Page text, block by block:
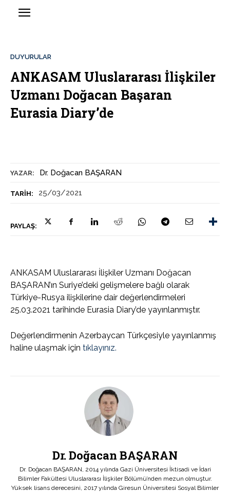
YAZAR: Dr. Doğacan BAŞARAN
TARIH: 25/03/2021
PAYLAŞ:
DUYURULAR
ANKASAM Uluslararası İlişkiler
Uzmanı Doğacan Başaran
Eurasia Diary’de
ANKASAM Uluslararası İlişkiler Uzmanı Doğacan
BAŞARAN’ın Suriye’deki gelişmelere bağlı olarak
Türkiye-Rusya ilişkilerine dair değerlendirmeleri
25.03.2021 tarihinde Eurasia Diary’de yayınlanmıştır.
Değerlendirmenin Azerbaycan Türkçesiyle yayınlanmış
haline ulaşmak için tıklayınız.
Dr. Doğacan BAŞARAN
Dr. Doğacan BAŞARAN, 2014 yılında Gazi Üniversitesi İktisadi ve İdari
Bilimler Fakültesi Uluslararası İlişkiler Bölümü’nden mezun olmuştur.
Yüksek lisans derecesini, 2017 yılında Giresun Üniversitesi Sosyal Bilimler